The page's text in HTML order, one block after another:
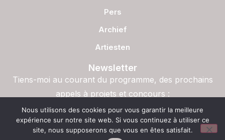
Pers
Archief
Artiesten
Newsletter
Tiens-moi au courant du programme, des prochains
appels à projets et concours :
S'inscrire
Nous utilisons des cookies pour vous garantir la meilleure
expérience sur notre site web. Si vous continuez à utiliser ce
site, nous supposerons que vous en êtes satisfait.